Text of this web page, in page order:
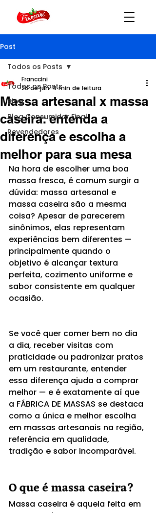
Post
Todos os Posts
Blog
Blog Consumidor Final
Revendedores
Todos os Posts
Massa artesanal x massa
caseira: entenda a
diferença e escolha a
melhor para sua mesa
Franccini
28 de jun.4 min de leitura
Na hora de escolher uma boa
massa fresca, é comum surgir a
dúvida: massa artesanal e
massa caseira são a mesma
coisa? Apesar de parecerem
sinônimos, elas representam
experiências bem diferentes —
principalmente quando o
objetivo é alcançar textura
perfeita, cozimento uniforme e
sabor consistente em qualquer
ocasião.
Se você quer comer bem no dia
a dia, receber visitas com
praticidade ou padronizar pratos
em um restaurante, entender
essa diferença ajuda a comprar
melhor — e é exatamente aí que
a FÁBRICA DE MASSAS se destaca
como a única e melhor escolha
em massas artesanais na região,
referência em qualidade,
tradição e sabor incomparável.
O que é massa caseira?
Massa caseira é aquela feita em